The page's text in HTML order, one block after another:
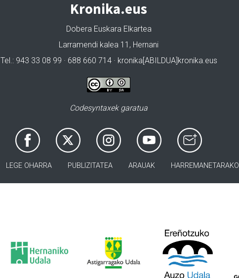
Kronika.eus
Dobera Euskara Elkartea
Larramendi kalea 11, Hernani
Tel.: 943 33 08 99 · 688 660 714 · kronika[ABILDUA]kronika.eus
Codesyntaxek garatua
LEGE OHARRA PUBLIZITATEA ARAUAK HARREMANETARAKO